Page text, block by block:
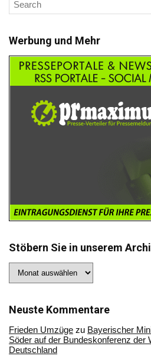
Werbung und Mehr
Stöbern Sie in unserem
Sie
Archiv
Neuste Kommentare
Frieden Umzüge zu Bayerischer
Söder auf der Bundeskonferenz der
Deutschland